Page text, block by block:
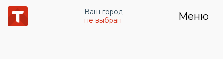
Ваш город
не выбран
Меню